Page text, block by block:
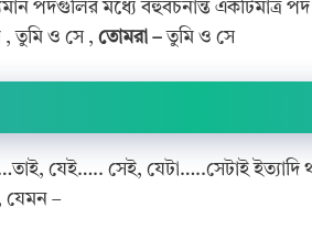
পদগুলির মধ্যে বহুবচনান্ত একটিমাত্র
তুমি ও সে , তোমরা – তুমি ও সে
যেই….. সেই, যেটা…..সেটাই ইত্যাদি
যেমন –